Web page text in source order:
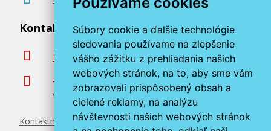
Súbory cookie a ďalšie technológie
sledovania používame na zlepšenie
vášho zážitku z prehliadania našich
webových stránok, na to, aby sme vám
zobrazovali prispôsobený obsah a
cielené reklamy, na analýzu
návštevnosti našich webových stránok
Originálny toner
109,90 €
Kontaktujte nás
info@miroluk.sk
+420 377 222 313
Volajte v pracovné dni od 8. do 17. hod.
Kontaktné údaje